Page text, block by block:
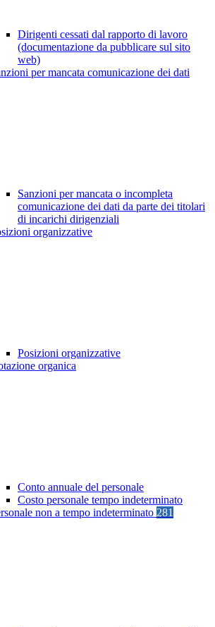
Dirigenti cessati dal rapporto di lavoro
(documentazione da pubblicare sul sito
web)
per mancata comunicazione dei dati
Sanzioni per mancata o incompleta
comunicazione dei dati da parte dei titolari
di incarichi dirigenziali
organizzative
Posizioni organizzative
organica
Conto annuale del personale
Costo personale tempo indeterminato
non a tempo indeterminato 281